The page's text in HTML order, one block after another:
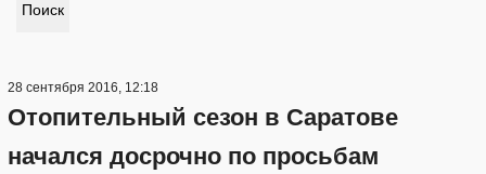
Поиск
28 сентября 2016, 12:18
Отопительный сезон в Саратове
начался досрочно по просьбам